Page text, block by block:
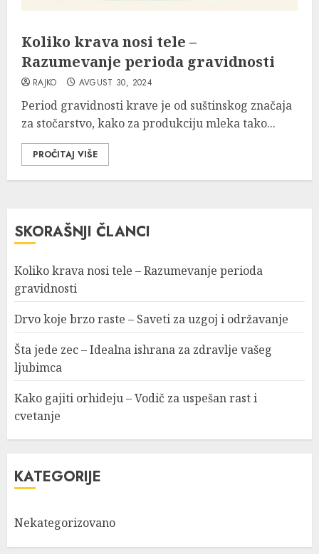
Koliko krava nosi tele –
Razumevanje perioda gravidnosti
RAJKO AVGUST 30, 2024
Period gravidnosti krave je od suštinskog značaja
za stočarstvo, kako za produkciju mleka tako...
PROČITAJ VIŠE
SKORAŠNJI ČLANCI
Koliko krava nosi tele – Razumevanje perioda
gravidnosti
Drvo koje brzo raste – Saveti za uzgoj i održavanje
Šta jede zec – Idealna ishrana za zdravlje vašeg
ljubimca
Kako gajiti orhideju – Vodič za uspešan rast i
cvetanje
KATEGORIJE
Nekategorizovano